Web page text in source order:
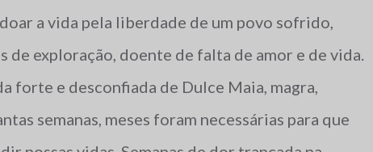
a vida pela liberdade de um povo sofrido,
de exploração, doente de falta de amor e de vida.
forte e desconfiada de Dulce Maia, magra,
semanas, meses foram necessárias para que